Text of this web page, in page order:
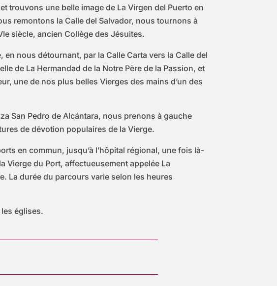
trouvons une belle image de La Virgen del Puerto en
remontons la Calle del Salvador, nous tournons à
siècle, ancien Collège des Jésuites.
nous détournant, par la Calle Carta vers la Calle del
de La Hermandad de la Notre Père de la Passion, et
une de nos plus belles Vierges des mains d’un des
San Pedro de Alcántara, nous prenons à gauche
de dévotion populaires de la Vierge.
en commun, jusqu’à l’hôpital régional, une fois là-
Vierge du Port, affectueusement appelée La
La durée du parcours varie selon les heures
églises.